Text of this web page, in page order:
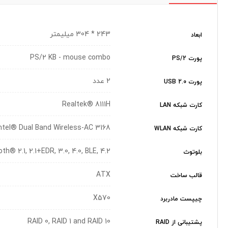
ابعاد 243 * 304 میلیمتر
پورت PS/2 PS/2 KB - mouse combo
پورت USB 2.0 2 عدد
کارت شبکه LAN Realtek® 8111H
کارت شبکه WLAN Dual Band Wireless-AC 3168
بلوتوث 2.1, 2.1+EDR, 3.0, 4.0, BLE, 4.2
قالب ساخت ATX
چیپست مادربرد X570
پشتیبانی از RAID RAID 0, RAID 1 and RAID 10